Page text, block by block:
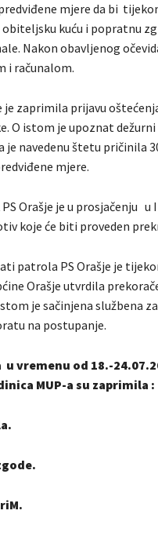
mjere da bi
kuću i popratnu
Nakon obavljenog
i računalom.
je zaprimila prijavu
O istom je upoznat
je navedenu štetu pričinila
mjere.
Orašje je u prosjačenju u
koje će biti proveden
patrola PS Orašje je
Orašje utvrdila
je sačinjena službena
na postupanje.
vremenu od 18.-
MUP-a su zaprimila :